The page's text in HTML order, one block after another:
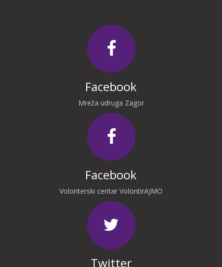
Facebook
Mreža udruga Zagor
Facebook
Volonterski centar VolontirAJMO
Twitter